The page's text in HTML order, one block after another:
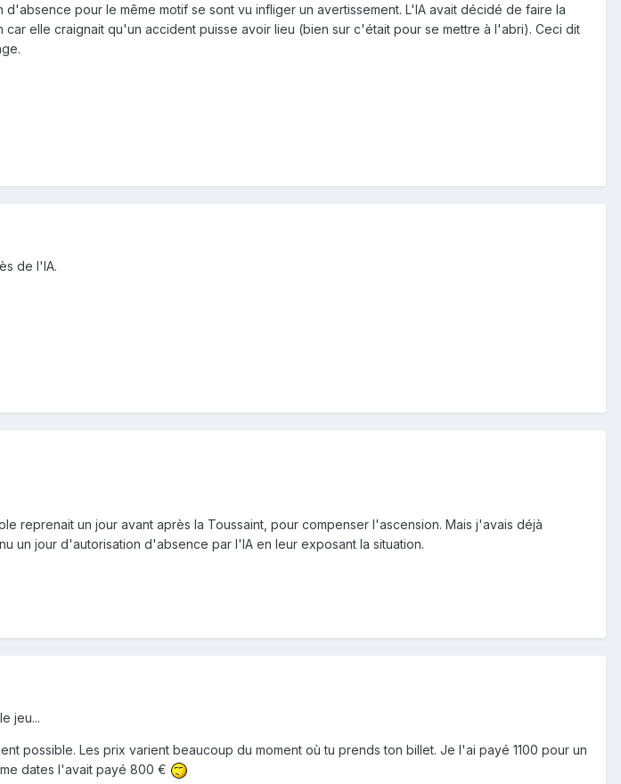
pour le même motif se sont vu infliger un avertissement. L'IA avait décidé de faire la
elle craignait qu'un accident puisse avoir lieu (bien sur c'était pour se mettre à l'abri). Ceci dit
de l'IA.
reprenait un jour avant après la Toussaint, pour compenser l'ascension. Mais j'avais déjà
un jour d'autorisation d'absence par l'IA en leur exposant la situation.
jeu...
possible. Les prix varient beaucoup du moment où tu prends ton billet. Je l'ai payé 1100 pour un
dates l'avait payé 800 €